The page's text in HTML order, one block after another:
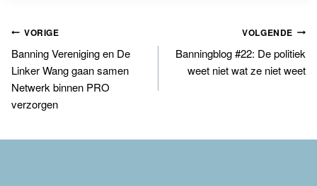
Bericht
navigatie
VORIGE
Banning Vereniging en De
Linker Wang gaan samen
Netwerk binnen PRO
verzorgen
VOLGENDE
Banningblog #22: De politiek
weet niet wat ze niet weet